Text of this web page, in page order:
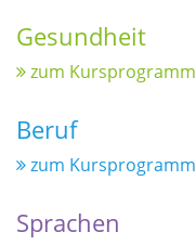
Gesundheit
zum Kursprogramm
Beruf
zum Kursprogramm
Sprachen